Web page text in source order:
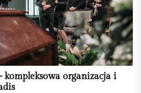
kompleksowa organizacja i